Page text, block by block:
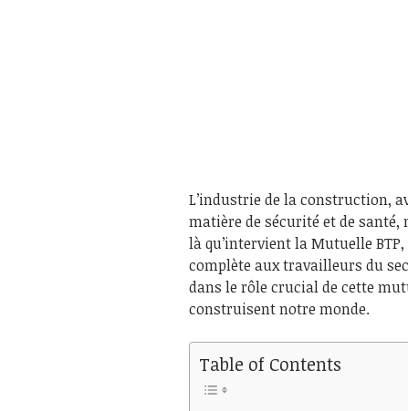
L’industrie de la construction,
matière de sécurité et de santé,
là qu’intervient la Mutuelle
complète aux travailleurs du
dans le rôle crucial de cette
construisent notre monde.
Table of Contents